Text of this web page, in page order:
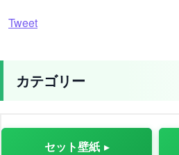
Tweet
カテゴリー
セット壁紙